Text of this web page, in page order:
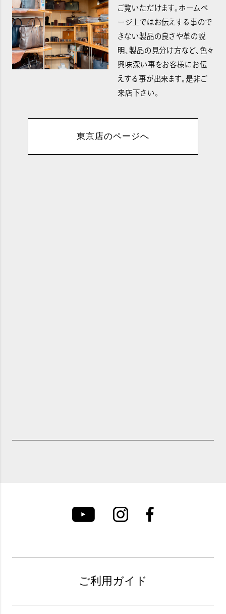
ご覧いただけます。ホームペ
ージ上ではお伝えする事ので
きない製品の良さや革の説
明、製品の見分け方など、色々
興味深い事をお客様にお伝
えする事が出来ます。是非ご
来店下さい。
東京店のページへ
ご利用ガイド